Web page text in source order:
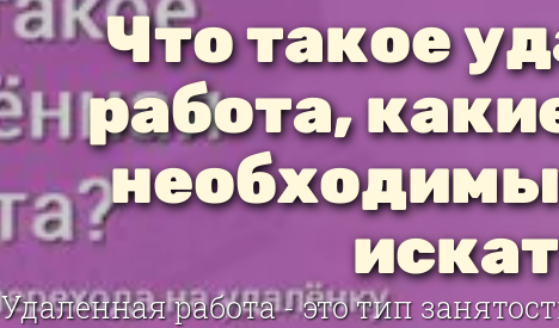
Что такое
работа,
необходимы
Удаленная работа - это тип